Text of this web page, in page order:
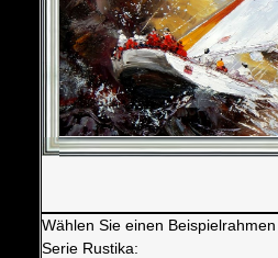
Wählen Sie einen
Serie Rustika: